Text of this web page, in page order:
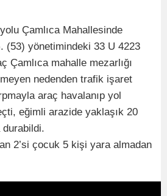
Çamlıca Mahallesinde
(53) yönetimindeki 33 U 4223
Çamlıca mahalle mezarlığı
nedenden trafik işaret
araç havalanıp yol
eğimli arazide yaklaşık 20
2’si çocuk 5 kişi yara almadan